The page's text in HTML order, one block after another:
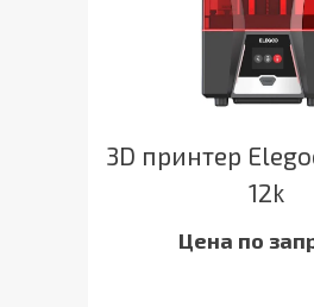
3D принтер
12k
Цена по